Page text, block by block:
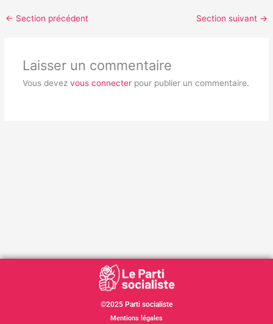
← Section précédent Section suivant →
Laisser un commentaire
Vous devez vous connecterpour publier un commentaire.
©2025 Parti socialiste
Mentions légales